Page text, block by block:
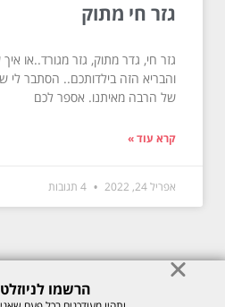
גזר חי מתוק
גזר חי, גדר מתוק, גזר מגורד..או
והבריא הזה בילדותכם.. הסתבר לי
של הרבה מאיתנו. אספר לכם
קרא עוד »
אפריל 24, 2022
הרשמו